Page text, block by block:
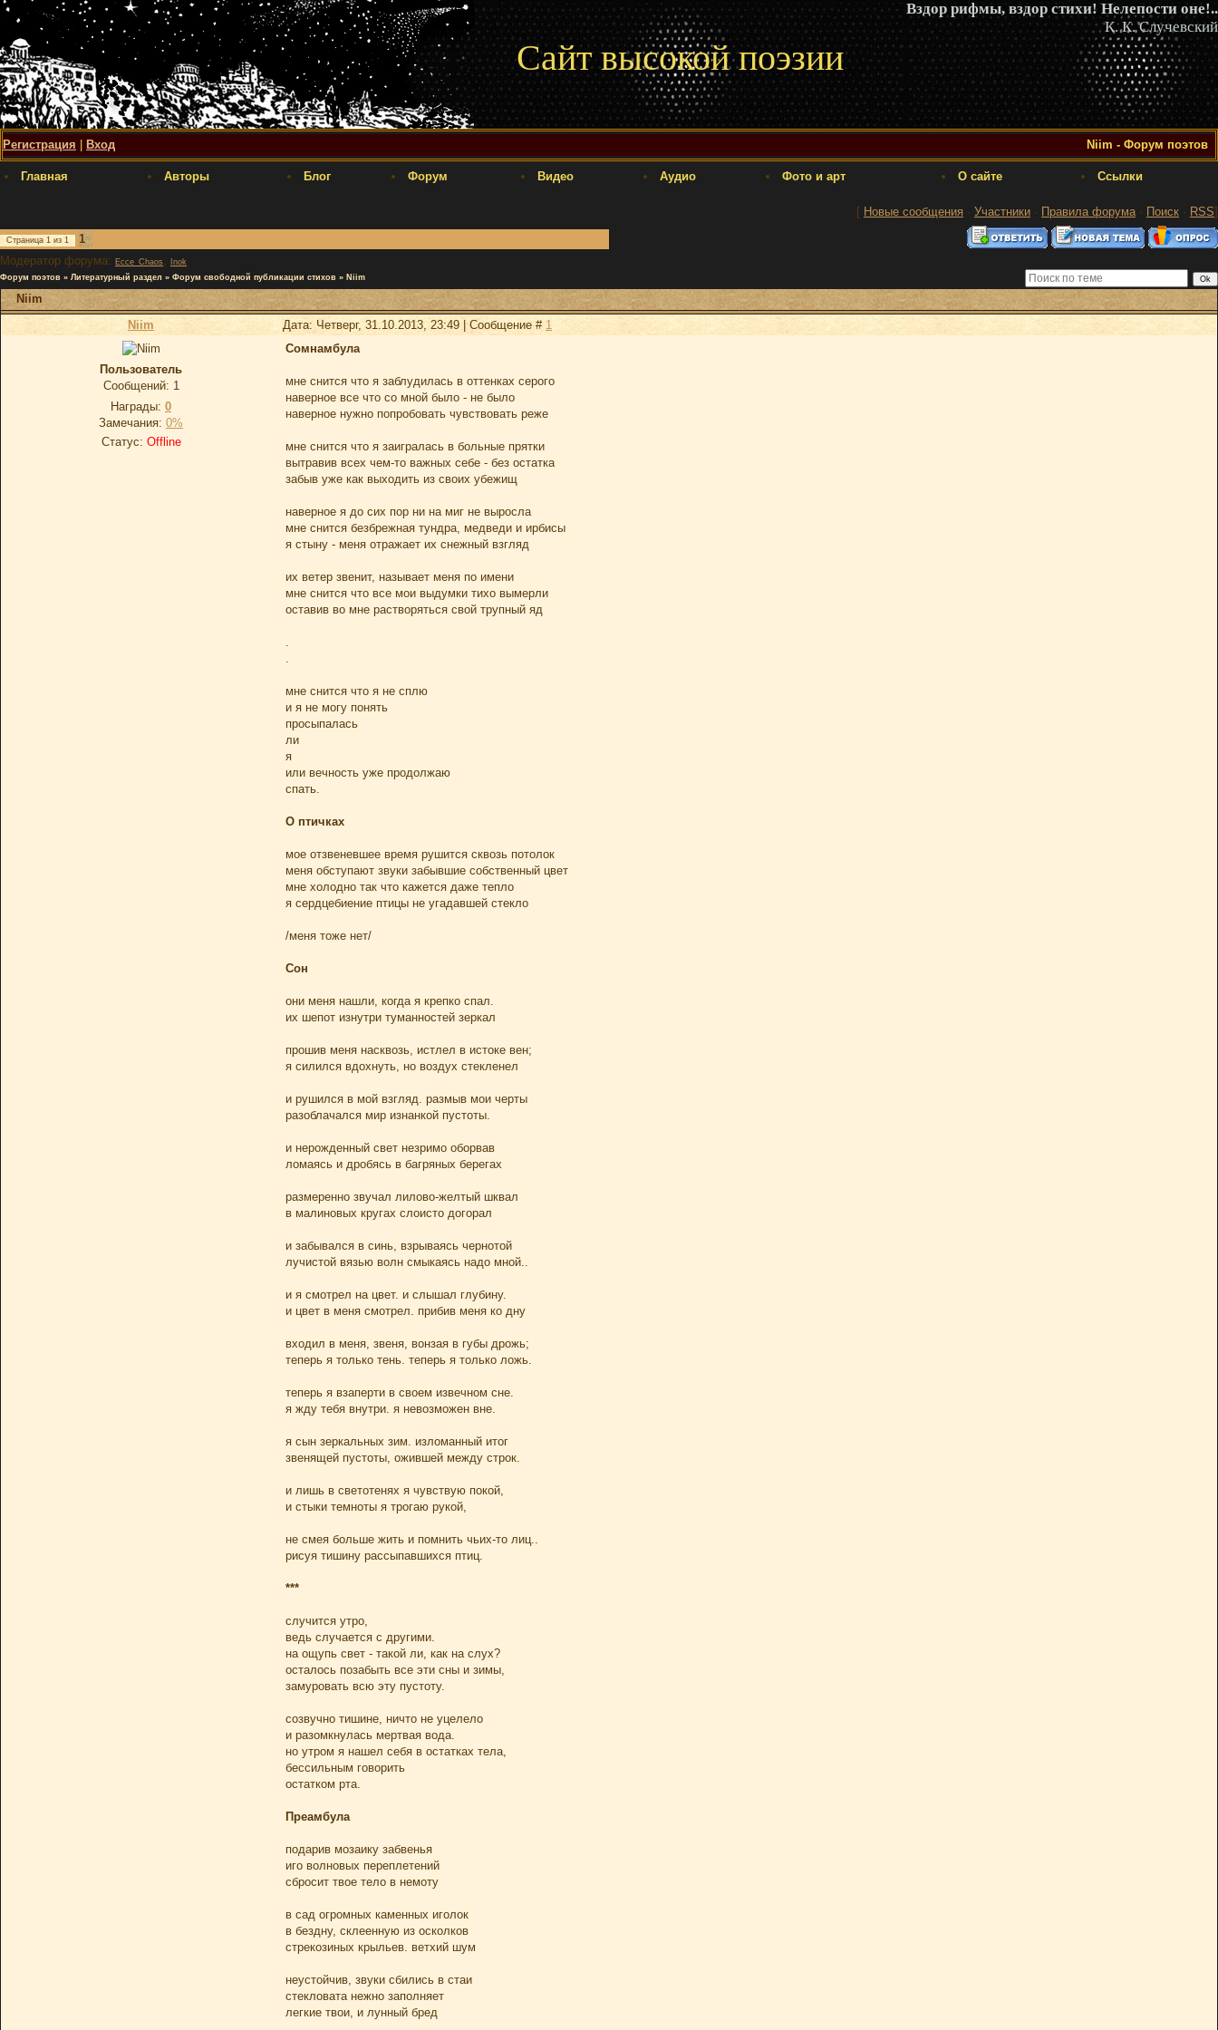
Вздор рифмы, вздор стихи! Нелепости оне!..
К. К. Случевский
Сайт высокой поэзии
Регистрация Вход Niim - Форум поэтов
Главная Авторы Блог Форум Видео Аудио Фото и арт О сайте Ссылки
[ Новые сообщения · Участники · Правила форума· Поиск · RSS]
Страница 1 из 1
1
Модератор форума: Ecce_Chaos ,
Inok
Форум поэтов » Литературный раздел » Форум свободной публикации стихов » Niim
Niim
Niim
Дата: Четверг, 31.10.2013, 23:49 | Сообщение # 1
Пользователь
Сообщений: 1
Награды: 0
Замечания: 0%
Статус: Offline
Сомнамбула
мне снится что я заблудилась в оттенках серого
наверное все что со мной было - не было
наверное нужно попробовать чувствовать реже
мне снится что я заигралась в больные прятки
вытравив всех чем-то важных себе - без остатка
забыв уже как выходить из своих убежищ
наверное я до сих пор ни на миг не выросла
мне снится безбрежная тундра, медведи и ирбисы
я стыну - меня отражает их снежный взгляд
их ветер звенит, называет меня по имени
мне снится что все мои выдумки тихо вымерли
оставив во мне раcтворяться свой трупный яд
.
.
мне снится что я не сплю
и я не могу понять
просыпалась
ли
я
или вечность уже продолжаю
спать.
О птичках
мое отзвеневшее время рушится сквозь потолок
меня обступают звуки забывшие собственный цвет
мне холодно так что кажется даже тепло
я сердцебиение птицы не угадавшей стекло
/меня тоже нет/
Сон
они меня нашли, когда я крепко спал.
их шепот изнутри туманностей зеркал
прошив меня насквозь, истлел в истоке вен;
я силился вдохнуть, но воздух стекленел
и рушился в мой взгляд. размыв мои черты
разоблачался мир изнанкой пустоты.
и нерожденный свет незримо оборвав
ломаясь и дробясь в багряных берегах
размеренно звучал лилово-желтый шквал
в малиновых кругах слоисто догорал
и забывался в синь, взрываясь чернотой
лучистой вязью волн смыкаясь надо мной..
и я смотрел на цвет. и слышал глубину.
и цвет в меня смотрел. прибив меня ко дну
входил в меня, звеня, вонзая в губы дрожь;
теперь я только тень. теперь я только ложь.
теперь я взаперти в своем извечном сне.
я жду тебя внутри. я невозможен вне.
я сын зеркальных зим. изломанный итог
звенящей пустоты, ожившей между строк.
и лишь в светотенях я чувствую покой,
и стыки темноты я трогаю рукой,
не смея больше жить и помнить чьих-то лиц..
рисуя тишину рассыпавшихся птиц.
***
случится утро,
ведь случается с другими.
на ощупь свет - такой ли, как на слух?
осталось позабыть все эти сны и зимы,
замуровать всю эту пустоту.
созвучно тишине, ничто не уцелело
и разомкнулась мертвая вода.
но утром я нашел себя в остатках тела,
бессильным говорить
остатком рта.
Преамбула
подарив мозаику забвенья
иго волновых переплетений
сбросит твое тело в немоту
в сад огромных каменных иголок
в бездну, склеенную из осколков
стрекозиных крыльев. ветхий шум
неустойчив, звуки сбились в стаи
стекловата нежно заполняет
легкие твои, и лунный бред